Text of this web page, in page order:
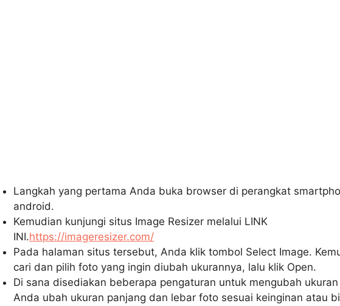
Langkah yang pertama Anda buka browser di perangkat
android.
Kemudian kunjungi situs Image Resizer melalui LINK
INI.https://imageresizer.com/
Pada halaman situs tersebut, Anda klik tombol Select Image.
cari dan pilih foto yang ingin diubah ukurannya, lalu klik Open.
Di sana disediakan beberapa pengaturan untuk mengubah
Anda ubah ukuran panjang dan lebar foto sesuai keinginan atau